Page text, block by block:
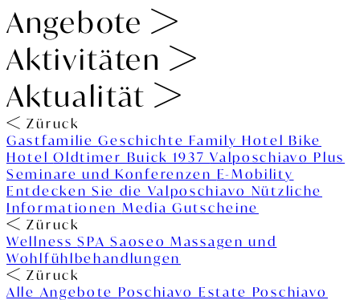
Angebote
Aktivitäten
Aktualität
Züruck
GastfamilieGeschichte Family Hotel Bike
HotelOldtimer Buick 1937Valposchiavo Plus
Seminare und Konferenzen E-Mobility
Entdecken Sie die Valposchiavo Nützliche
Informationen MediaGutscheine
Züruck
WellnessSPA SaoseoMassagen und
Wohlfühlbehandlungen
Züruck
Alle Angebote Poschiavo Estate Poschiavo